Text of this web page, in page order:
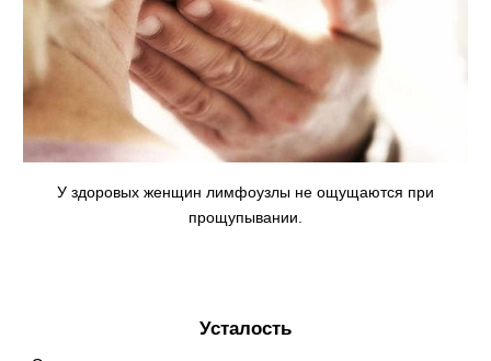
У здоровых женщин лимфоузлы не ощущаются при
прощупывании.
Усталость